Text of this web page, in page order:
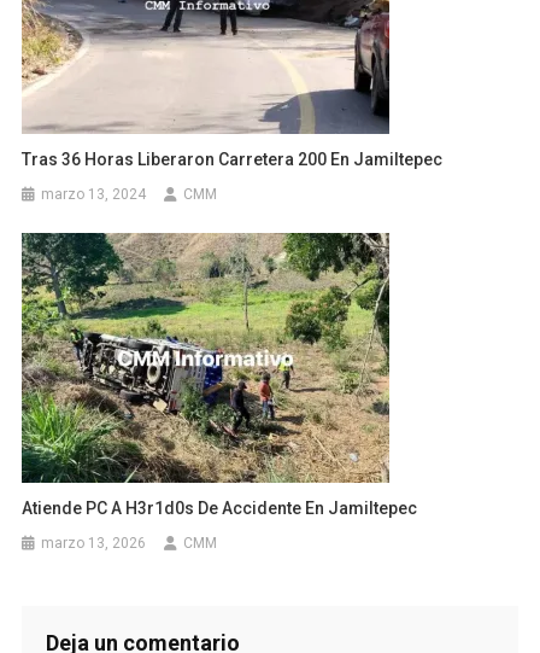
Tras 36 Horas Liberaron Carretera 200 En Jamiltepec
marzo 13, 2024 CMM
Atiende PC A H3r1d0s De Accidente En Jamiltepec
marzo 13, 2026 CMM
Deja un comentario